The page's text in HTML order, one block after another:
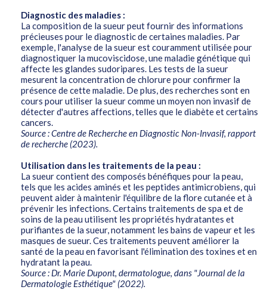
Diagnostic des maladies :
La composition de la sueur peut fournir des informations
précieuses pour le diagnostic de certaines maladies. Par
exemple, l'analyse de la sueur est couramment utilisée pour
diagnostiquer la mucoviscidose, une maladie génétique qui
affecte les glandes sudoripares. Les tests de la sueur
mesurent la concentration de chlorure pour confirmer la
présence de cette maladie. De plus, des recherches sont en
cours pour utiliser la sueur comme un moyen non invasif de
détecter d'autres affections, telles que le diabète et certains
cancers.
Source : Centre de Recherche en Diagnostic Non-Invasif, rapport
de recherche (2023).
Utilisation dans les traitements de la peau :
La sueur contient des composés bénéfiques pour la peau,
tels que les acides aminés et les peptides antimicrobiens, qui
peuvent aider à maintenir l'équilibre de la flore cutanée et à
prévenir les infections. Certains traitements de spa et de
soins de la peau utilisent les propriétés hydratantes et
purifiantes de la sueur, notamment les bains de vapeur et les
masques de sueur. Ces traitements peuvent améliorer la
santé de la peau en favorisant l'élimination des toxines et en
hydratant la peau.
Source : Dr. Marie Dupont, dermatologue, dans "Journal de la
Dermatologie Esthétique" (2022).